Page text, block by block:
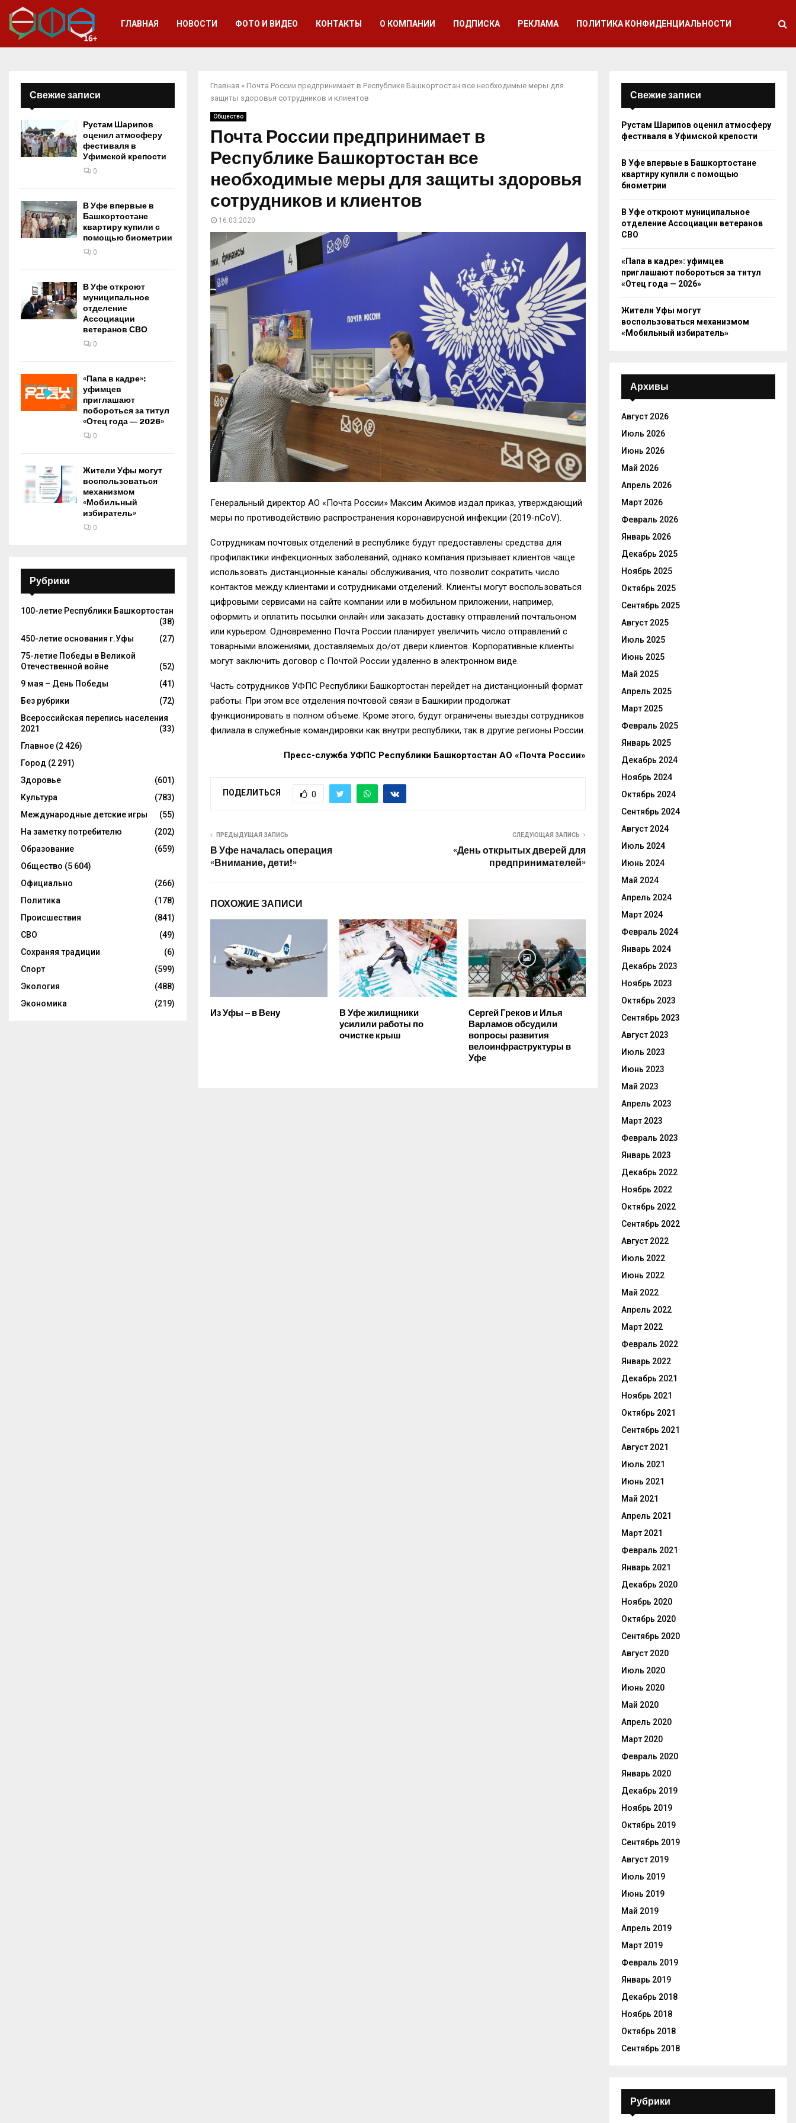
ГЛАВНАЯ НОВОСТИ ФОТО И ВИДЕО КОНТАКТЫ О КОМПАНИИ ПОДПИСКА РЕКЛАМА ПОЛИТИКА КОНФИДЕНЦИАЛЬНОСТИ
Главная » Почта России предпринимает в Республике Башкортостан все необходимые меры для
защиты здоровья сотрудников и клиентов
Общество
Почта России предпринимает в
Республике Башкортостан все
необходимые меры для защиты здоровья
сотрудников и клиентов
16.03.2020
Генеральный директор АО «Почта России» Максим Акимов издал приказ, утверждающий
меры по противодействию распространения коронавирусной инфекции (2019-nCoV).
Сотрудникам почтовых отделений в республике будут предоставлены средства для
профилактики инфекционных заболеваний, однако компания призывает клиентов чаще
использовать дистанционные каналы обслуживания, что позволит сократить число
контактов между клиентами и сотрудниками отделений. Клиенты могут воспользоваться
цифровыми сервисами на сайте компании или в мобильном приложении, например,
оформить и оплатить посылки онлайн или заказать доставку отправлений почтальоном
или курьером. Одновременно Почта России планирует увеличить число отправлений с
товарными вложениями, доставляемых до/от двери клиентов. Корпоративные клиенты
могут заключить договор с Почтой России удаленно в электронном виде.
Часть сотрудников УФПС Республики Башкортостан перейдет на дистанционный формат
работы. При этом все отделения почтовой связи в Башкирии продолжат
функционировать в полном объеме. Кроме этого, будут ограничены выезды сотрудников
филиала в служебные командировки как внутри республики, так в другие регионы России.
Пресс-служба УФПС Республики Башкортостан АО «Почта России»
ПОДЕЛИТЬСЯ 0
ПРЕДЫДУЩАЯ ЗАПИСЬ
В Уфе началась операция
«Внимание, дети!»
СЛЕДУЮЩАЯ ЗАПИСЬ
«День открытых дверей для
предпринимателей»
ПОХОЖИЕ ЗАПИСИ
Из Уфы – в Вену
В Уфе жилищники
усилили работы по
очистке крыш
Сергей Греков и Илья
Варламов обсудили
вопросы развития
велоинфраструктуры в
Уфе
Свежие записи
Рустам Шарипов
оценил атмосферу
фестиваля в
Уфимской крепости
0
В Уфе впервые в
Башкортостане
квартиру купили с
помощью биометрии
0
В Уфе откроют
муниципальное
отделение
Ассоциации
ветеранов СВО
0
«Папа в кадре»:
уфимцев
приглашают
побороться за титул
«Отец года — 2026»
0
Жители Уфы могут
воспользоваться
механизмом
«Мобильный
избиратель»
0
Рубрики
100-летие Республики Башкортостан
(38)
450-летие основания г.Уфы
(27)
75-летие Победы в Великой
Отечественной войне
(52)
9 мая – День Победы
(41)
Без рубрики
(72)
Всероссийская перепись населения
2021
(33)
Главное (2 426)
Город (2 291)
Здоровье
(601)
Культура
(783)
Международные детские игры
(55)
На заметку потребителю
(202)
Образование
(659)
Общество (5 604)
Официально
(266)
Политика
(178)
Происшествия
(841)
СВО
(49)
Сохраняя традиции
(6)
Спорт
(599)
Экология
(488)
Экономика
(219)
Свежие записи
Рустам Шарипов оценил атмосферу
фестиваля в Уфимской крепости
В Уфе впервые в Башкортостане
квартиру купили с помощью
биометрии
В Уфе откроют муниципальное
отделение Ассоциации ветеранов
СВО
«Папа в кадре»: уфимцев
приглашают побороться за титул
«Отец года — 2026»
Жители Уфы могут
воспользоваться механизмом
«Мобильный избиратель»
Архивы
Август 2026
Июль 2026
Июнь 2026
Май 2026
Апрель 2026
Март 2026
Февраль 2026
Январь 2026
Декабрь 2025
Ноябрь 2025
Октябрь 2025
Сентябрь 2025
Август 2025
Июль 2025
Июнь 2025
Май 2025
Апрель 2025
Март 2025
Февраль 2025
Январь 2025
Декабрь 2024
Ноябрь 2024
Октябрь 2024
Сентябрь 2024
Август 2024
Июль 2024
Июнь 2024
Май 2024
Апрель 2024
Март 2024
Февраль 2024
Январь 2024
Декабрь 2023
Ноябрь 2023
Октябрь 2023
Сентябрь 2023
Август 2023
Июль 2023
Июнь 2023
Май 2023
Апрель 2023
Март 2023
Февраль 2023
Январь 2023
Декабрь 2022
Ноябрь 2022
Октябрь 2022
Сентябрь 2022
Август 2022
Июль 2022
Июнь 2022
Май 2022
Апрель 2022
Март 2022
Февраль 2022
Январь 2022
Декабрь 2021
Ноябрь 2021
Октябрь 2021
Сентябрь 2021
Август 2021
Июль 2021
Июнь 2021
Май 2021
Апрель 2021
Март 2021
Февраль 2021
Январь 2021
Декабрь 2020
Ноябрь 2020
Октябрь 2020
Сентябрь 2020
Август 2020
Июль 2020
Июнь 2020
Май 2020
Апрель 2020
Март 2020
Февраль 2020
Январь 2020
Декабрь 2019
Ноябрь 2019
Октябрь 2019
Сентябрь 2019
Август 2019
Июль 2019
Июнь 2019
Май 2019
Апрель 2019
Март 2019
Февраль 2019
Январь 2019
Декабрь 2018
Ноябрь 2018
Октябрь 2018
Сентябрь 2018
Рубрики